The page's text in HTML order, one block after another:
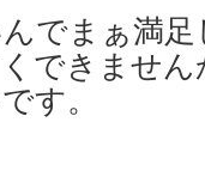
でまぁ満
できませ
す。